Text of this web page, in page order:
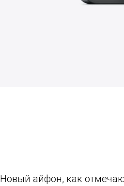
Новый айфон, как